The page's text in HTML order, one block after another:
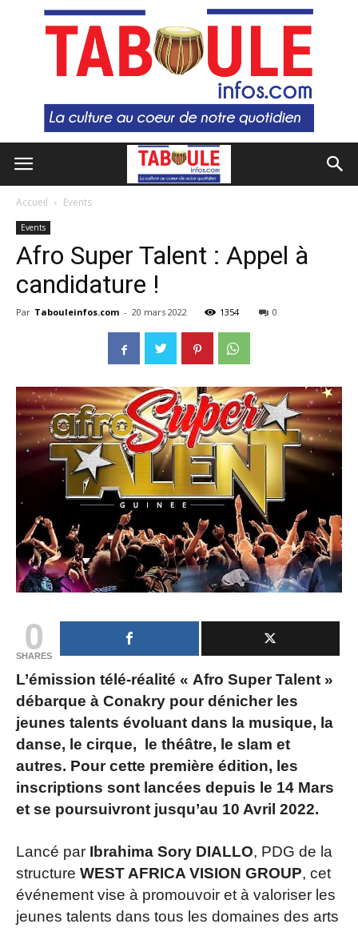
Accueil Events
Events
Afro Super Talent : Appel à
candidature !
Par Tabouleinfos.com - 20 mars 2022 1354 0
0
SHARES
L’émission télé-réalité « Afro Super Talent »
débarque à Conakry pour dénicher les
jeunes talents évoluant dans la musique, la
danse, le cirque, le théâtre, le slam et
autres. Pour cette première édition, les
inscriptions sont lancées depuis le 14 Mars
et se poursuivront jusqu’au 10 Avril 2022.
Lancé par Ibrahima Sory DIALLO, PDG de la
structure WEST AFRICA VISION GROUP, cet
événement vise à promouvoir et à valoriser les
jeunes talents dans tous les domaines des arts